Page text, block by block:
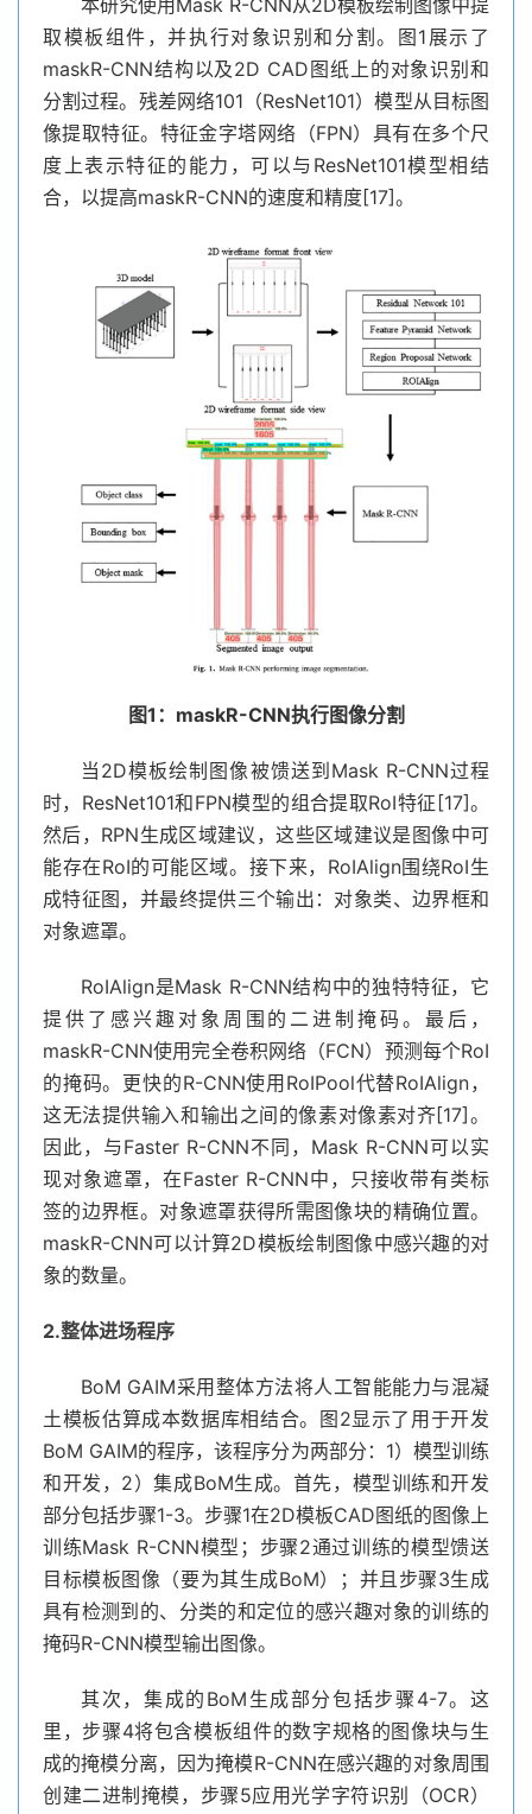
本研究使用Mask R-CNN从2D模板绘制图像中提
取模板组件，并执行对象识别和分割。图1展示了
maskR-CNN结构以及2D CAD图纸上的对象识别和
分割过程。残差网络101（ResNet101）模型从目标图
像提取特征。特征金字塔网络（FPN）具有在多个尺
度上表示特征的能力，可以与ResNet101模型相结
合，以提高maskR-CNN的速度和精度[17]。
图1：maskR-CNN执行图像分割
当2D模板绘制图像被馈送到Mask R-CNN过程
时，ResNet101和FPN模型的组合提取RoI特征[17]。
然后，RPN生成区域建议，这些区域建议是图像中可
能存在RoI的可能区域。接下来，RoIAlign围绕RoI生
成特征图，并最终提供三个输出：对象类、边界框和
对象遮罩。
RoIAlign是Mask R-CNN结构中的独特特征，它
提供了感兴趣对象周围的二进制掩码。最后，
maskR-CNN使用完全卷积网络（FCN）预测每个RoI
的掩码。更快的R-CNN使用RoIPool代替RoIAlign，
这无法提供输入和输出之间的像素对像素对齐[17]。
因此，与Faster R-CNN不同，Mask R-CNN可以实
现对象遮罩，在Faster R-CNN中，只接收带有类标
签的边界框。对象遮罩获得所需图像块的精确位置。
maskR-CNN可以计算2D模板绘制图像中感兴趣的对
象的数量。
2.整体进场程序
BoM GAIM采用整体方法将人工智能能力与混凝
土模板估算成本数据库相结合。图2显示了用于开发
BoM GAIM的程序，该程序分为两部分：1）模型训练
和开发，2）集成BoM生成。首先，模型训练和开发
部分包括步骤1-3。步骤1在2D模板CAD图纸的图像上
训练Mask R-CNN模型；步骤2通过训练的模型馈送
目标模板图像（要为其生成BoM）；并且步骤3生成
具有检测到的、分类的和定位的感兴趣对象的训练的
掩码R-CNN模型输出图像。
其次，集成的BoM生成部分包括步骤4-7。这
里，步骤4将包含模板组件的数字规格的图像块与生
成的掩模分离，因为掩模R-CNN在感兴趣的对象周围
创建二进制掩模，步骤5应用光学字符识别（OCR）